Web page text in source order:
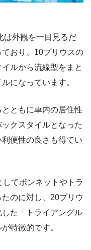
は外観を一目見るだ
おり、10プリウスの
ルから流線型をまと
になっています。
ともに車内の居住性
クスタイルとなった
便性の良さも得てい
てボンネットやトラ
のに対し、20プリウ
た「トライアングル
特徴的です。